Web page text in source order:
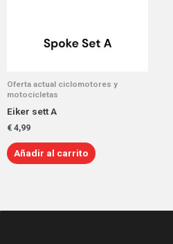
Oferta actual ciclomotores y
motocicletas
Eiker sett A
€ 4,99
Añadir al carrito